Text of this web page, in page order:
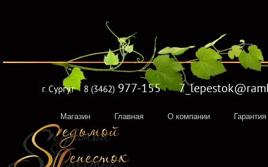
Магазин Главная О компании Гарантия
г. Сургут 8 (3462) 977-155